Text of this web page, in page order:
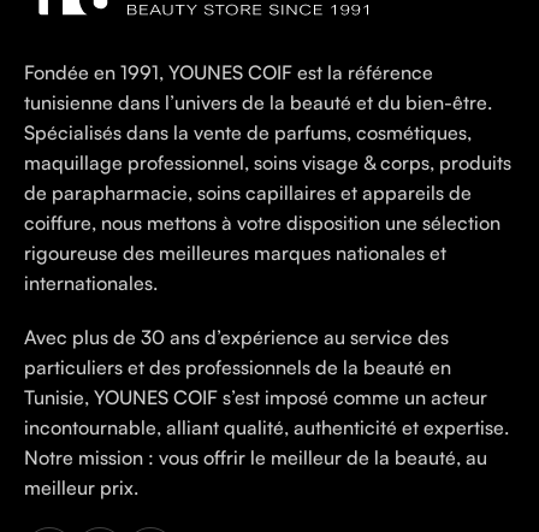
Fondée en 1991, YOUNES COIF est la référence
tunisienne dans l’univers de la beauté et du bien-être.
Spécialisés dans la vente de parfums, cosmétiques,
maquillage professionnel, soins visage & corps, produits
de parapharmacie, soins capillaires et appareils de
coiffure, nous mettons à votre disposition une sélection
rigoureuse des meilleures marques nationales et
internationales.
Avec plus de 30 ans d’expérience au service des
particuliers et des professionnels de la beauté en
Tunisie, YOUNES COIF s’est imposé comme un acteur
incontournable, alliant qualité, authenticité et expertise.
Notre mission : vous offrir le meilleur de la beauté, au
meilleur prix.